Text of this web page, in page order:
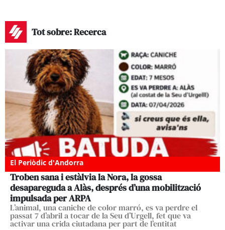
Tot sobre: Recerca
El Periòdic d'Andorra
Troben sana i estàlvia la Nora, la gossa
desapareguda a Alàs, després d’una mobilització
impulsada per ARPA
L’animal, una caniche de color marró, es va perdre el
passat 7 d’abril a tocar de la Seu d’Urgell, fet que va
activar una crida ciutadana per part de l’entitat